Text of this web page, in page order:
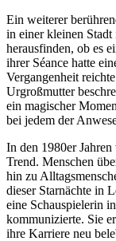
Ein weiterer
in einer kleinen
herausfinden, ob es
ihrer Séance hatte
Vergangenheit
Urgroßmutter
ein magischer
bei jedem der
In den 1980er
Trend. Menschen
hin zu
dieser Starnächte in
eine Schauspielerin
kommunizierte. Sie
ihre Karriere neu